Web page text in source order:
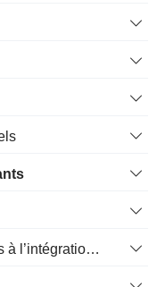
Charges de restructuration liées à l’intégration d’une nouvelle activité (Fusions, Acquisitions)